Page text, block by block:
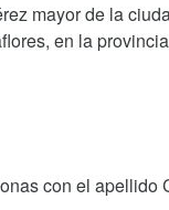
mayor de la
en la
con el apellido